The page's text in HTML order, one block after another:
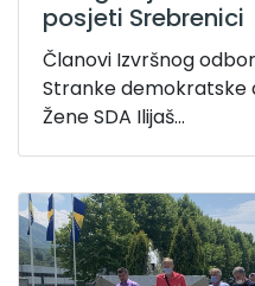
posjeti Srebrenici
Članovi Izvršnog
Stranke demokratske
Žene SDA Ilijaš...